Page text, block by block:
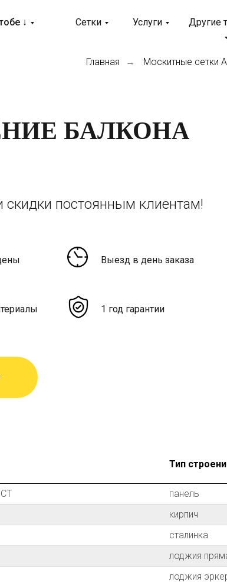
Услуги
↓ Другие
Сетки
Главная → Москитные сетки
БАЛКОНА
Выезд в день заказа
1 год гарантии
постоянным клиентам!
Тип
панель
кирпич
сталинка
лоджия
лоджия